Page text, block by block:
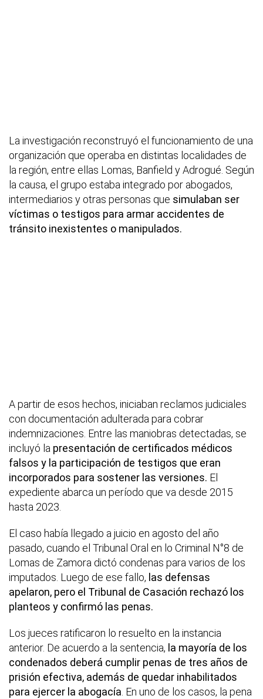
La investigación reconstruyó el funcionamiento de una
organización que operaba en distintas localidades de
la región, entre ellas Lomas, Banfield y Adrogué. Según
la causa, el grupo estaba integrado por abogados,
intermediarios y otras personas que simulaban ser
víctimas o testigos para armar accidentes de
tránsito inexistentes o manipulados.
A partir de esos hechos, iniciaban reclamos judiciales
con documentación adulterada para cobrar
indemnizaciones. Entre las maniobras detectadas, se
incluyó la presentación de certificados médicos
falsos y la participación de testigos que eran
incorporados para sostener las versiones. El
expediente abarca un período que va desde 2015
hasta 2023.
El caso había llegado a juicio en agosto del año
pasado, cuando el Tribunal Oral en lo Criminal N°8 de
Lomas de Zamora dictó condenas para varios de los
imputados. Luego de ese fallo, las defensas
apelaron, pero el Tribunal de Casación rechazó los
planteos y confirmó las penas.
Los jueces ratificaron lo resuelto en la instancia
anterior. De acuerdo a la sentencia, la mayoría de los
condenados deberá cumplir penas de tres años de
prisión efectiva, además de quedar inhabilitados
para ejercer la abogacía. En uno de los casos, la pena